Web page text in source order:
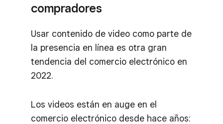
compradores
Usar contenido de video como parte de
la presencia en línea es otra gran
tendencia del comercio electrónico en
2022.
Los videos están en auge en el
comercio electrónico desde hace años: